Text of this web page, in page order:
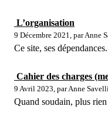
L’organisation
9 Décembre 2021, par Anne
Ce site, ses dépendances.
Cahier des charges
9 Avril 2023, par Anne
Quand soudain, plus rien